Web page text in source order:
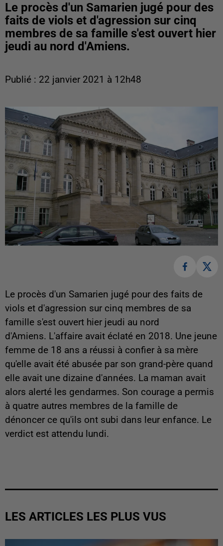
Le procès d'un Samarien jugé pour des
faits de viols et d'agression sur cinq
membres de sa famille s'est ouvert hier
jeudi au nord d'Amiens.
Publié : 22 janvier 2021 à 12h48
Le procès d'un Samarien jugé pour des faits de
viols et d'agression sur cinq membres de sa
famille s'est ouvert hier jeudi au nord
d'Amiens. L'affaire avait éclaté en 2018. Une jeune
femme de 18 ans a réussi à confier à sa mère
qu'elle avait été abusée par son grand-père quand
elle avait une dizaine d'années. La maman avait
alors alerté les gendarmes. Son courage a permis
à quatre autres membres de la famille de
dénoncer ce qu'ils ont subi dans leur enfance. Le
verdict est attendu lundi.
LES ARTICLES LES PLUS VUS